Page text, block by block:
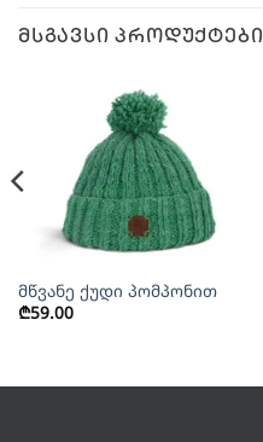
ᲛᲡᲒᲐᲕᲡᲘ ᲞᲠᲝᲓᲣᲥᲢᲔᲑᲘ
მწვანე ქუდი პომპონით
₾59.00